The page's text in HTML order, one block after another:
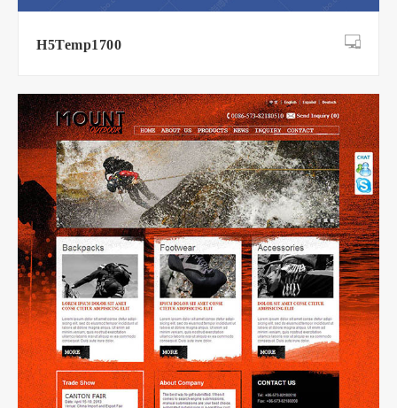
H5Temp1700